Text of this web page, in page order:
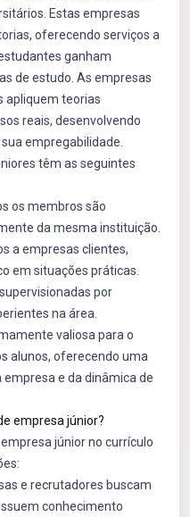
Estas empresas
oferecendo serviços a
ganham
de estudo. As empresas
apliquem teorias
reais, desenvolvendo
empregabilidade.
têm as seguintes
os membros são
da mesma instituição.
a empresas clientes,
em situações práticas.
por
na área.
valiosa para o
alunos, oferecendo uma
e da dinâmica de
empresa júnior?
júnior no currículo
e recrutadores buscam
conhecimento